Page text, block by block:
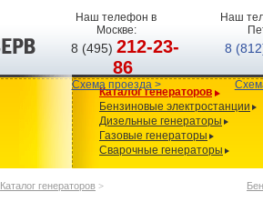
Наш телефон в
Москве:
8 (495)212-23-
86
Схема проезда >
Наш
8
Каталог генераторов
Бензиновые электростанции
Дизельные генераторы
Газовые генераторы
Сварочные генераторы
Каталог генераторов >